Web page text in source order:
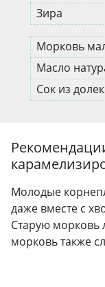
Зира
Морковь
Масло
Сок из
Молодые
даже вместе с
Старую морковь
морковь также